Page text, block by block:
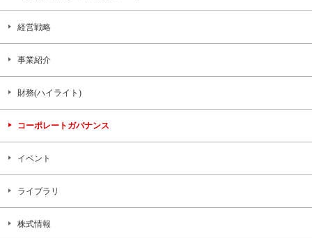
経営戦略
事業紹介
財務(ハイライト)
コーポレートガバナンス
イベント
ライブラリ
株式情報